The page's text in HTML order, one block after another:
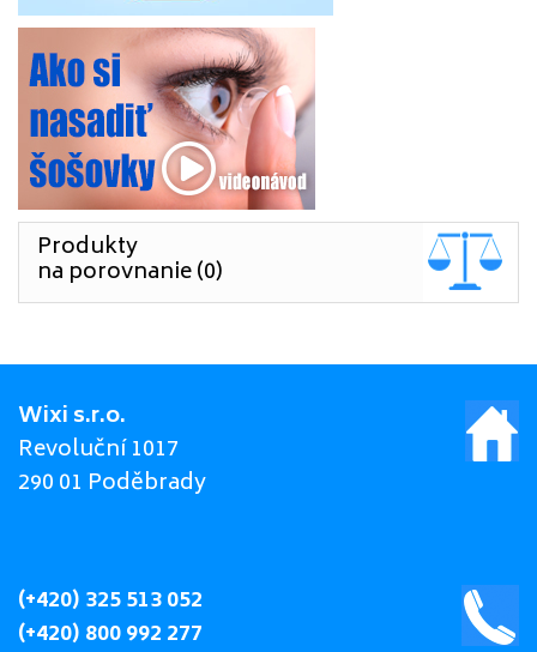
Produkty
na porovnanie (0)
Wixi s.r.o.
Revoluční 1017
290 01 Poděbrady
(+420) 325 513 052
(+420) 800 992 277